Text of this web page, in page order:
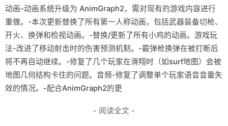
flamecases
88hash-jp
动画-动画系统升级为 AnimGraph2，需对现有的游戏内容进行
重做。-本次更新替换了所有第一人称动画，包括武器装备切枪、
开火、换弹和检视动画。-替换/更新了所有小鸡的动画。游戏玩
法-改进了移动射击时的伤害预测机制。-霰弹枪换弹在被打断后
将不再自动继续。-修复了几个玩家在滑翔时（如surf地图）会被
地图几何结构卡住的问题。音频-修复了调整单个玩家语音音量失
效的情况。-配合AnimGraph2的更
- 阅读全文 -